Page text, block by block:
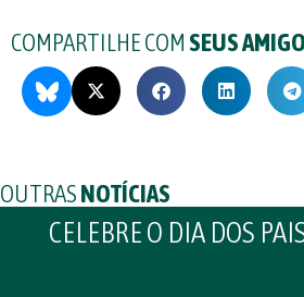
COMPARTILHE COM SEUS
OUTRASNOTÍCIAS
CELEBRE O DIA DOS